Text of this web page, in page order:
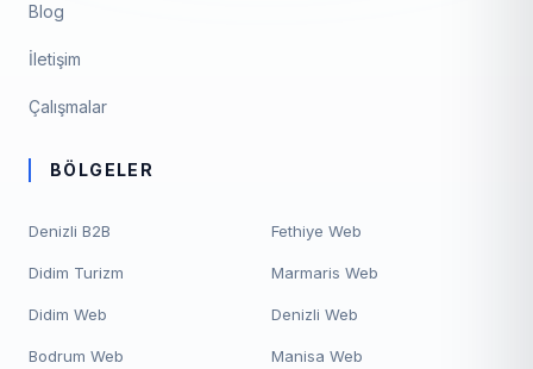
Blog
İletişim
Çalışmalar
BÖLGELER
Denizli B2B
Didim Turizm
Didim Web
Bodrum Web
Fethiye Web
Marmaris Web
Denizli Web
Manisa Web